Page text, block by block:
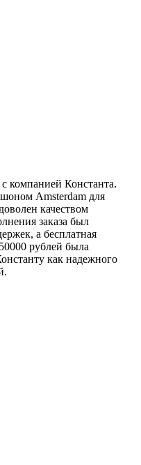
компанией Константа.
Amsterdam для
качеством
заказа был
а бесплатная
рублей была
как надежного